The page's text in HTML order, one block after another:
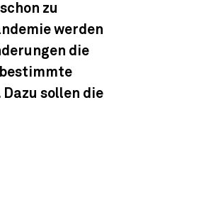
zu
werden
die
sollen die